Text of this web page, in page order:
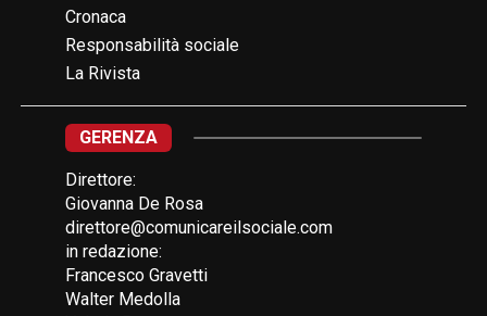
Cronaca
Responsabilità sociale
La Rivista
GERENZA
Direttore:
Giovanna De Rosa
direttore@comunicareilsociale.com
in redazione:
Francesco Gravetti
Walter Medolla